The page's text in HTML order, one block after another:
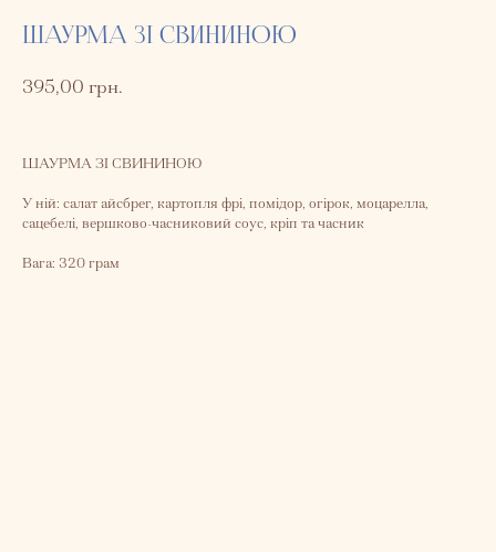
ШАУРМА ЗІ СВИНИНОЮ
395,00 грн.
ШАУРМА ЗІ СВИНИНОЮ
У ній: салат айсбрег, картопля фрі, помідор, огірок, моцарелла,
сацебелі, вершково-часниковий соус, кріп та часник
Вага: 320 грам